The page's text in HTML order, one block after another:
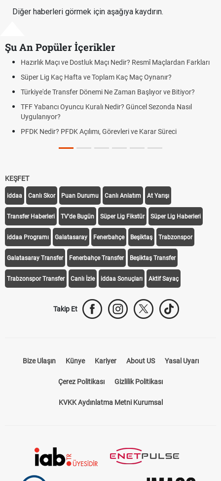
Diğer haberleri görmek için aşağıya kaydırın.
Şu An Popüler İçerikler
Farkları
Bitiyor?
Nasıl
Puan Durumunda AG, OM ve Diğer Kısaltmalar
Skor Ne Demek? Sporda Skor ve Sonuç
Futbol Nasıl Oynanır? Temel Futbol Kuralları
Deplasman Golü Kuralı Nedir? Hangi
DGS Sonuçları Ne Zaman Açıklanacak 2026?
KEŞFET
iddaa Canlı Skor Puan Durumu Canlı Anlatım At Yarışı
Transfer Haberleri TV'de Bugün Süper Lig Fikstür Süper Lig Haberleri
iddaa Programı Galatasaray Fenerbahçe Beşiktaş Trabzonspor
Galatasaray Transfer Fenerbahçe Transfer Beşiktaş Transfer
Trabzonspor Transfer Canlı İzle iddaa Sonuçları Aktif Sayaç